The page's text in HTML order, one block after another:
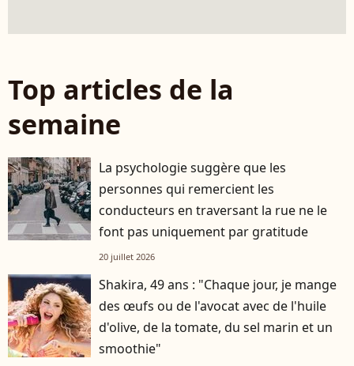
Top articles de la
semaine
La psychologie suggère que les
personnes qui remercient les
conducteurs en traversant la rue ne le
font pas uniquement par gratitude
20 juillet 2026
Shakira, 49 ans : "Chaque jour, je mange
des œufs ou de l'avocat avec de l'huile
d'olive, de la tomate, du sel marin et un
smoothie"